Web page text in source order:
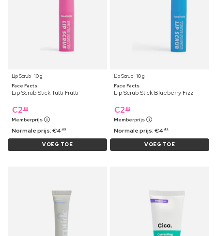
Lip Scrub ⋅ 10 g
Face Facts
Lip Scrub Stick Tutti Frutti
€2 89
Memberprijs
Normale prijs:€4 49
VOEG TOE
Lip Scrub ⋅ 10 g
Face Facts
Lip Scrub Stick Blueberry Fizz
€2 89
Memberprijs
Normale prijs:€4 49
VOEG TOE